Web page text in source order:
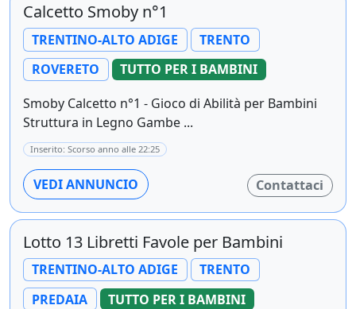
Calcetto Smoby n°1
TRENTINO-ALTO ADIGE
TRENTO
ROVERETO
TUTTO PER I BAMBINI
Smoby Calcetto n°1 - Gioco di Abilità per Bambini
Struttura in Legno Gambe ...
Inserito: Scorso anno alle 22:25
VEDI ANNUNCIO Contattaci
Lotto 13 Libretti Favole per Bambini
TRENTINO-ALTO ADIGE
TRENTO
PREDAIA
TUTTO PER I BAMBINI